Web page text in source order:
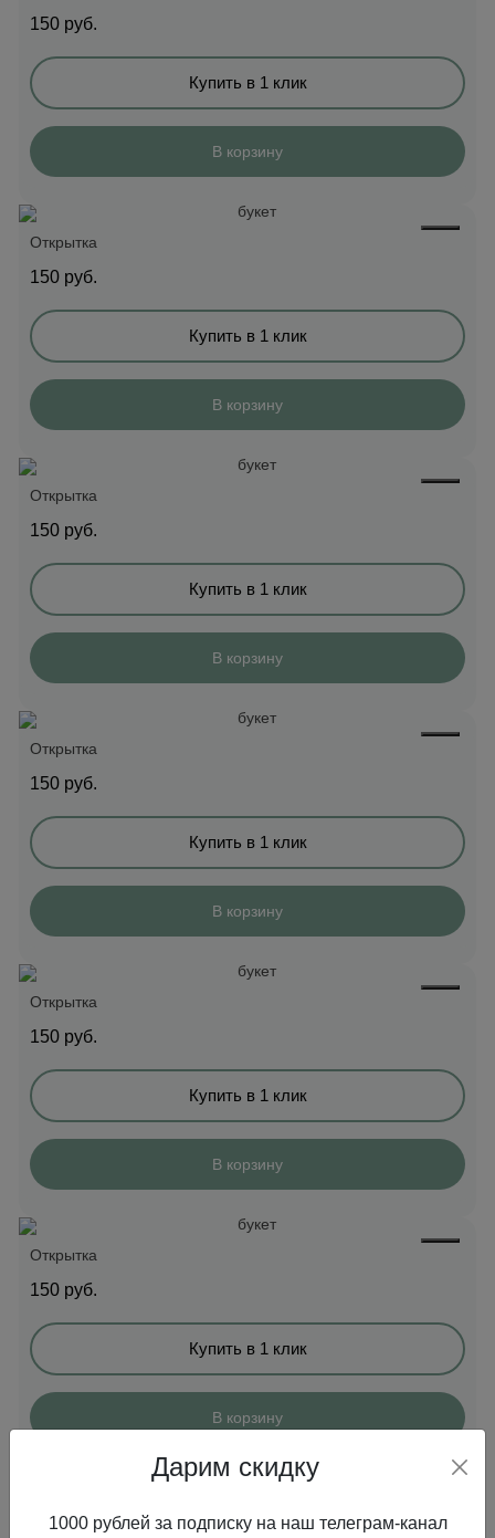
150 руб.
Купить в 1 клик
В корзину
Открытка
150 руб.
Купить в 1 клик
В корзину
Открытка
150 руб.
Купить в 1 клик
В корзину
Открытка
150 руб.
Купить в 1 клик
В корзину
Открытка
150 руб.
Купить в 1 клик
В корзину
Открытка
150 руб.
Купить в 1 клик
В корзину
Дарим скидку
1000 рублей за подписку на наш телеграм-канал